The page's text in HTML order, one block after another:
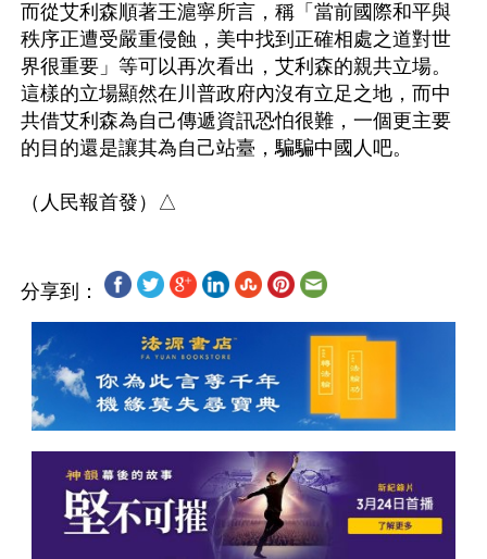
而從艾利森順著王滬寧所言，稱「當前國際和平與
秩序正遭受嚴重侵蝕，美中找到正確相處之道對世
界很重要」等可以再次看出，艾利森的親共立場。
這樣的立場顯然在川普政府內沒有立足之地，而中
共借艾利森為自己傳遞資訊恐怕很難，一個更主要
的目的還是讓其為自己站臺，騙騙中國人吧。
分享到：